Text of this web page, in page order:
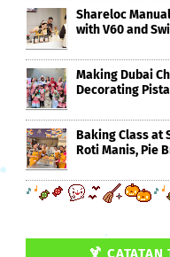
Shareloc
with V60 and
Making Dubai
Decorating
Baking Class at
Roti Manis, Pie
🍹 CATATAN